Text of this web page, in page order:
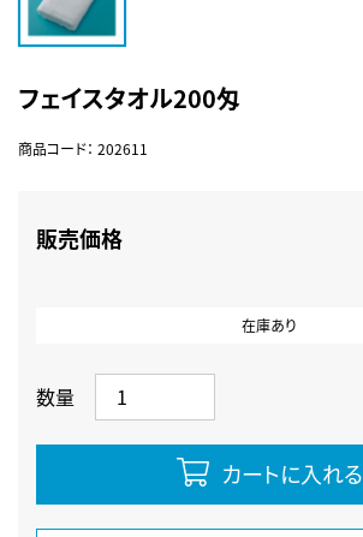
フェイスタオル200匁
商品コード： 202611
販売価格
在庫あり
数量
カートに入れる